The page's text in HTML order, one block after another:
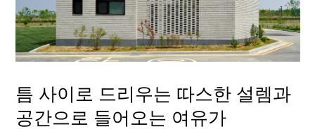
틈 사이로 드리우는 따스한 설렘과
공간으로 들어오는 여유가